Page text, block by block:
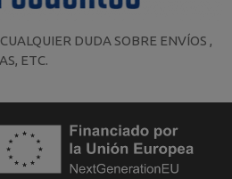
DUDA SOBRE ENVÍOS ,
ETC.